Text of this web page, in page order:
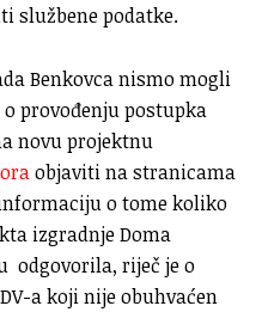
službene podatke.
Benkovca nismo mogli
provođenju postupka
novu projektnu
objaviti na stranicama
o tome koliko
izgradnje Doma
odgovorila, riječ je o
a koji nije obuhvaćen